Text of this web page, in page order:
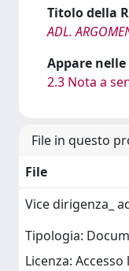
Titolo della
ADL.
Appare
2.3 Nota a
File in questo
File
Vice dirigenza_
Tipologia:
Licenza: